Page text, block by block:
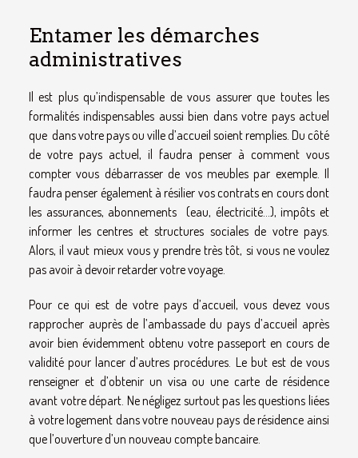
Entamer les démarches
administratives
Il est plus qu’indispensable de vous assurer que toutes les
formalités indispensables aussi bien dans votre pays actuel
que dans votre pays ou ville d’accueil soient remplies. Du côté
de votre pays actuel, il faudra penser à comment vous
compter vous débarrasser de vos meubles par exemple. Il
faudra penser également à résilier vos contrats en cours dont
les assurances, abonnements (eau, électricité…), impôts et
informer les centres et structures sociales de votre pays.
Alors, il vaut mieux vous y prendre très tôt, si vous ne voulez
pas avoir à devoir retarder votre voyage.
Pour ce qui est de votre pays d’accueil, vous devez vous
rapprocher auprès de l’ambassade du pays d’accueil après
avoir bien évidemment obtenu votre passeport en cours de
validité pour lancer d’autres procédures. Le but est de vous
renseigner et d’obtenir un visa ou une carte de résidence
avant votre départ. Ne négligez surtout pas les questions liées
à votre logement dans votre nouveau pays de résidence ainsi
que l’ouverture d’un nouveau compte bancaire.